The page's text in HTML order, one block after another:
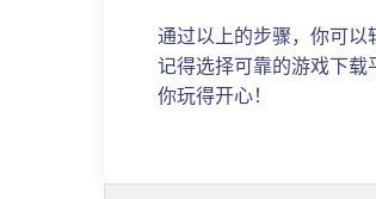
通过以上的步骤，你可以
记得选择可靠的游戏下
你玩得开心！